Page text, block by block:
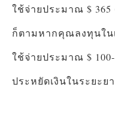
ใช้จ่ายประมาณ $
ก็ตามหากคุณลงทุนใน
ใช้จ่ายประมาณ $
ประหยัดเงินในระยะย